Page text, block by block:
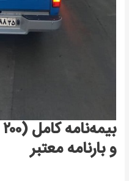
و بارنامه معتبر